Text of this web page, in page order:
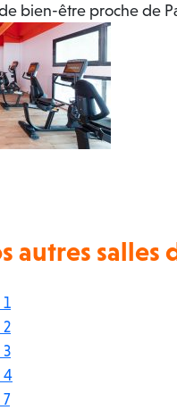
bien-être proche de
autres salles
4